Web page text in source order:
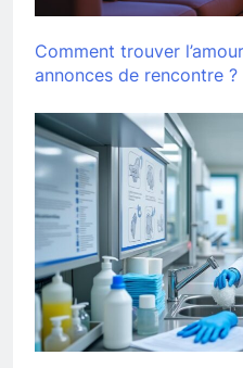
Comment trouver
annonces de rencontre ?